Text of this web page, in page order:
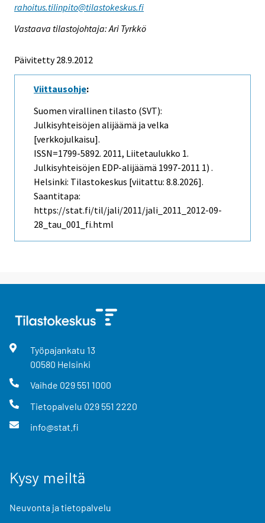
rahoitus.tilinpito@tilastokeskus.fi
Vastaava tilastojohtaja: Ari Tyrkkö
Päivitetty 28.9.2012
Viittausohje:
Suomen virallinen tilasto (SVT):
Julkisyhteisöjen alijäämä ja velka
[verkkojulkaisu].
ISSN=1799-5892. 2011, Liitetaulukko 1.
Julkisyhteisöjen EDP-alijäämä 1997-2011 1) .
Helsinki: Tilastokeskus [viitattu: 8.8.2026].
Saantitapa:
https://stat.fi/til/jali/2011/jali_2011_2012-09-
28_tau_001_fi.html
Työpajankatu 13
00580 Helsinki
Vaihde 029 551 1000
Tietopalvelu 029 551 2220
info@stat.fi
Kysy meiltä
Neuvonta ja tietopalvelu